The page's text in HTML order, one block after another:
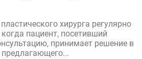
хирурга регулярно
пациент, посетивший
принимает решение в
предлагающего...